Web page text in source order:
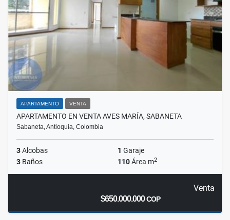
APARTAMENTO VENTA
APARTAMENTO EN VENTA AVES MARÍA, SABANETA
Sabaneta, Antioquia, Colombia
3Alcobas 1 Garaje
3 Baños 110Área m2
Venta
$650.000.000COP